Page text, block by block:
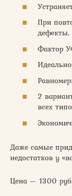
При
дефекты,
Фактор
2
всех
Даже самые
недостатков у
Цена — 1300 руб.